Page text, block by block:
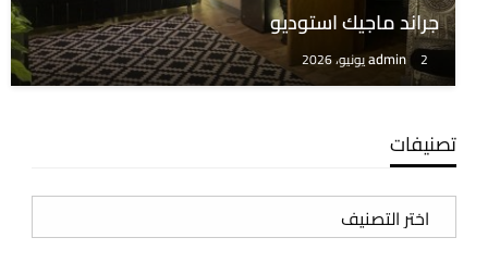
جراند ماجيك استوديو
admin 2 يونيو، 2026
تصنيفات
تصنيفات